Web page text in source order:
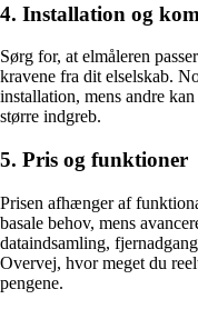
4. Installation og
Sørg for, at elmåleren
kravene fra dit elselskab.
installation, mens andre
større indgreb.
5. Pris og funktioner
Prisen afhænger af
basale behov, mens
dataindsamling,
Overvej, hvor meget du
pengene.